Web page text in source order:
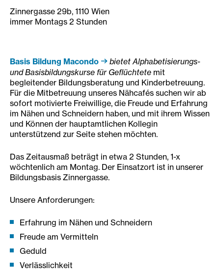
Zinnergasse 29b, 1110 Wien
immer Montags 2 Stunden
Basis Bildung Macondo
bietet Alphabetisierungs-
und Basisbildungskurse für Geflüchtete mit
begleitender Bildungsberatung und Kinderbetreuung.
Für die Mitbetreuung unseres Nähcafés suchen wir ab
sofort motivierte Freiwillige, die Freude und Erfahrung
im Nähen und Schneidern haben, und mit ihrem Wissen
und Können der hauptamtlichen Kollegin
unterstützend zur Seite stehen möchten.
Das Zeitausmaß beträgt in etwa 2 Stunden, 1-x
wöchtenlich am Montag. Der Einsatzort ist in unserer
Bildungsbasis Zinnergasse.
Unsere Anforderungen:
Erfahrung im Nähen und Schneidern
Freude am Vermitteln
Geduld
Verlässlichkeit